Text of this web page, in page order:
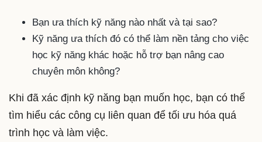
Bạn ưa thích kỹ năng nào nhất và tại sao?
Kỹ năng ưa thích đó có thể làm nền tảng cho việc
học kỹ năng khác hoặc hỗ trợ bạn nâng cao
chuyên môn không?
Khi đã xác định kỹ năng bạn muốn học, bạn có thể
tìm hiểu các công cụ liên quan để tối ưu hóa quá
trình học và làm việc.